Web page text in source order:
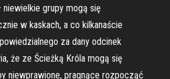
grupy mogą się
w kaskach, a co kilkanaście
za dany odcinek
że ze Ścieżką Króla mogą się
niewprawione, pragnące rozpocząć